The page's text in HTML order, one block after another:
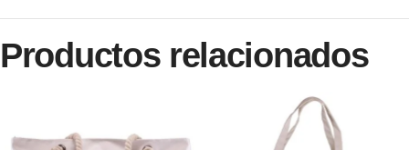
Productos relacionados